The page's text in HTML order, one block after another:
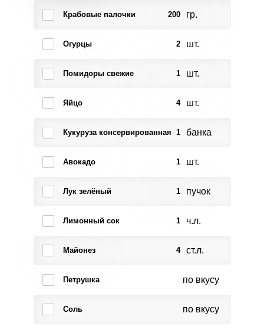
Крабовые палочки 200 гр.
Огурцы 2 шт.
Помидоры свежие 1 шт.
Яйцо 4 шт.
Кукуруза консервированная 1 банка
Авокадо 1 шт.
Лук зелёный 1 пучок
Лимонный сок 1 ч.л.
Майонез 4 ст.л.
Петрушка по вкусу
Соль по вкусу